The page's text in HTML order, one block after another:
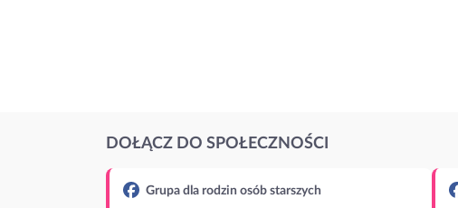
DOŁĄCZ DO SPOŁECZNOŚCI
Grupa dla rodzin osób starszych